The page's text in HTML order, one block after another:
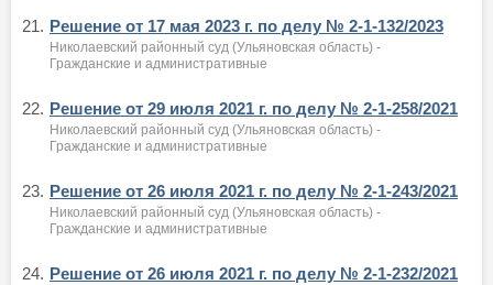
21. Решение от 17 мая 2023 г. по делу № 2-1-132/2023
Николаевский районный суд (Ульяновская область) -
Гражданские и административные
22. Решение от 29 июля 2021 г. по делу № 2-1-258/2021
Николаевский районный суд (Ульяновская область) -
Гражданские и административные
23. Решение от 26 июля 2021 г. по делу № 2-1-243/2021
Николаевский районный суд (Ульяновская область) -
Гражданские и административные
24. Решение от 26 июля 2021 г. по делу № 2-1-232/2021